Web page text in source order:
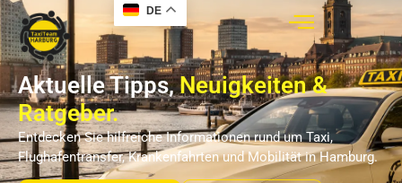
DE
Aktuelle Tipps,Neuigkeiten &
Ratgeber.
Entdecken Sie hilfreiche Informationen rund um Taxi,
Flughafentransfer, Krankenfahrten und Mobilität in Hamburg.